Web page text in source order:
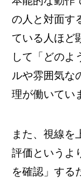
の人と対面す
ている人ほど
して「どのよ
ルや雰囲気な
理が働いてい
また、視線を
評価というよ
を確認」する